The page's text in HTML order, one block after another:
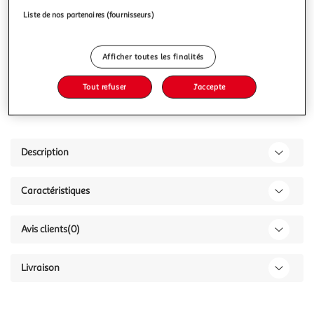
Ajouter au panier
Ajouter à une liste
Description
Caractéristiques
Avis clients(0)
Livraison
Liste de nos partenaires (fournisseurs)
Afficher toutes les finalités
Tout refuser J'accepte